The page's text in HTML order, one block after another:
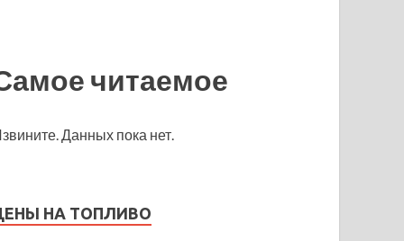
читаемое
Данных пока нет.
НА ТОПЛИВО